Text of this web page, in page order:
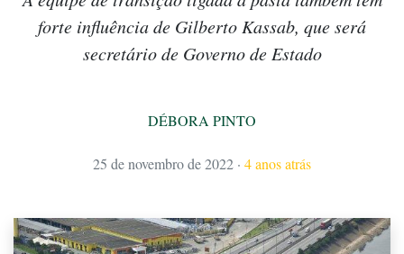
forte influência de Gilberto Kassab, que será
secretário de Governo de Estado
DÉBORA PINTO
25 de novembro de 2022 · 4 anos atrás